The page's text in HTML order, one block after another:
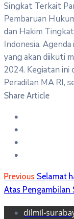
Singkat Terkait
Pembaruan
dan Hakim
Indonesia.
yang akan diikuti
2024. Kegiatan
Peradilan MA RI,
Share Article
Previous Selamat
Atas Pengambilan
dilmil-